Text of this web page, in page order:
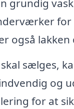
grundig
for
også
sælges,
og
for at